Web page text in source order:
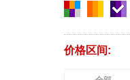
价格区间: